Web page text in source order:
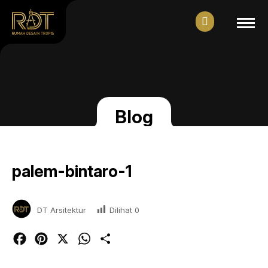
Blog
palem-bintaro-1
DT Arsitektur Dilihat 0
FacebookPinterest WhatsApp